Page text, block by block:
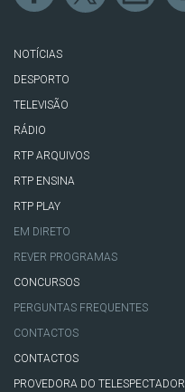
NOTÍCIAS
DESPORTO
TELEVISÃO
RÁDIO
RTP ARQUIVOS
RTP ENSINA
RTP PLAY
EM DIRETO
REVER PROGRAMAS
CONCURSOS
PERGUNTAS FREQUENTES
CONTACTOS
CONTACTOS
PROVEDORA DO TELESPECTADOR